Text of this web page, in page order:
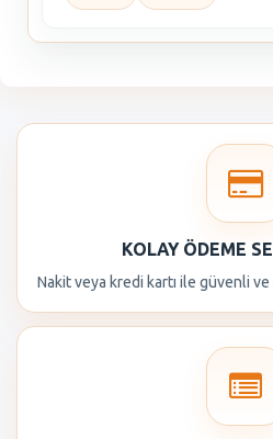
KOLAY ÖDEME
Nakit veya kredi kartı ile güvenli